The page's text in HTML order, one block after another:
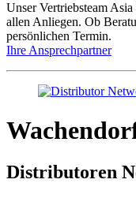
Unser Vertriebsteam
allen Anliegen. Ob
persönlichen Termin.
Ihre Ansprechpartner
Distributoren